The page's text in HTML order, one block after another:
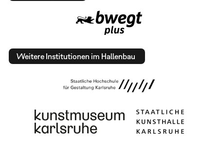
Weitere Institutionen im Hallenbau